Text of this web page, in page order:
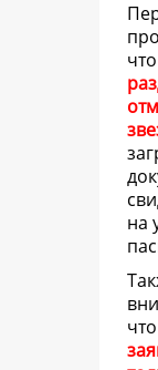
что
на
что